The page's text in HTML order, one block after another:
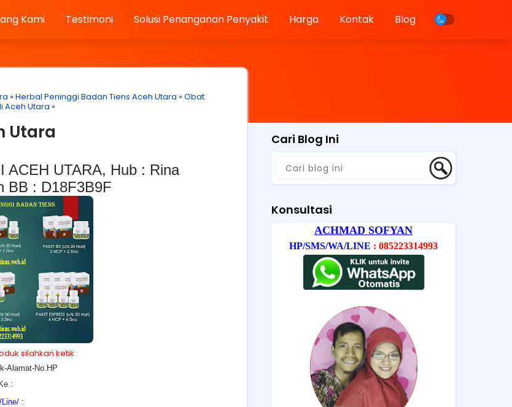
Kami Testimoni Solusi Penanganan Penyakit Harga Kontak Blog
»Herbal Peninggi Badan Tiens Aceh Utara »Obat
Aceh Utara »
Utara
ACEH UTARA, Hub : Rina
BB : D18F3B9F
silahkan ketik :
Alamat-No.HP
:
:
Cari Blog Ini
Konsultasi
ACHMAD SOFYAN
HP/SMS/WA/LINE : 085223314993